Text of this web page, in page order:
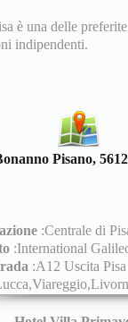
è una delle
indipendenti.
Pisano,
:Centrale di
:International
:A12 Uscita